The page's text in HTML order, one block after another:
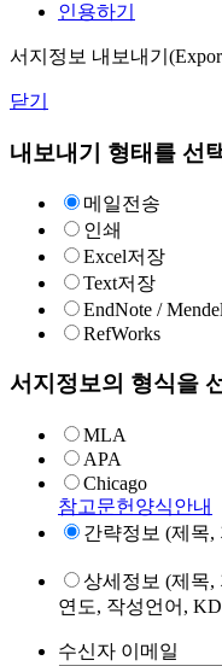
인용하기
서지정보 내보내기
닫기
내보내기 형태를 선
메일전송
인쇄
Excel저장
Text저장
EndNote /
RefWorks
서지정보의 형식을
MLA
APA
Chicago
참고문헌양식안내
간략정보 (제목,
상세정보 (제목,
연도, 작성언어,
수신자 이메일